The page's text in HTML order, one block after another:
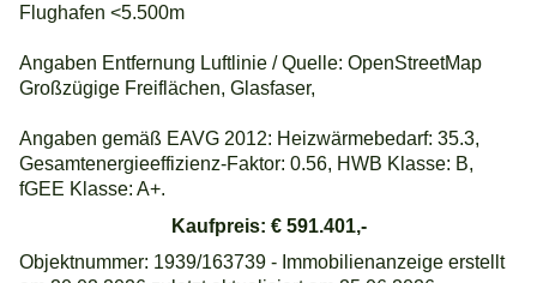
Flughafen <5.500m
Angaben Entfernung Luftlinie / Quelle: OpenStreetMap
Großzügige Freiflächen, Glasfaser,
Angaben gemäß EAVG 2012: Heizwärmebedarf: 35.3,
Gesamtenergieeffizienz-Faktor: 0.56, HWB Klasse: B,
fGEE Klasse: A+.
Kaufpreis: € 591.401,-
Objektnummer: 1939/163739 - Immobilienanzeige erstellt